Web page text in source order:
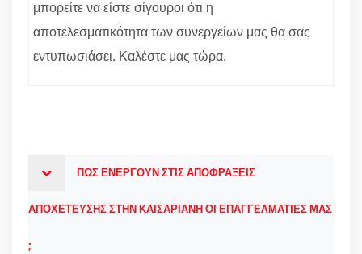
μπορείτε να είστε σίγουροι ότι η
αποτελεσματικότητα των συνεργείων μας θα σας
εντυπωσιάσει. Καλέστε μας τώρα.
ΠΩΣ ΕΝΕΡΓΟΥΝ ΣΤΙΣ ΑΠΟΦΡΑΞΕΙΣ
ΑΠΟΧΕΤΕΥΣΗΣ ΣΤΗΝ ΚΑΙΣΑΡΙΑΝΗ ΟΙ ΕΠΑΓΓΕΛΜΑΤΙΕΣ ΜΑΣ
;